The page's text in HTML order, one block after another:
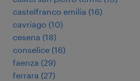
castelfranco emilia (16)
cavriago (10)
cesena (18)
conselice (16)
faenza (29)
ferrara (27)